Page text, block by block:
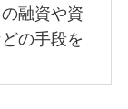
融資や資
の手段を